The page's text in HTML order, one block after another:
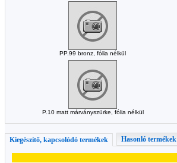
PP.99 bronz, fólia nélkül
P.10 matt márványszürke, fólia nélkül
Kiegészítő, kapcsolódó termékek Hasonló termékek